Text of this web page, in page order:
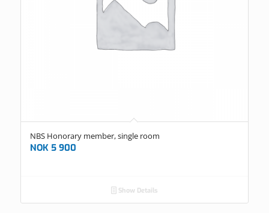
NBS Honorary member, single room
NOK5 900
Show Details